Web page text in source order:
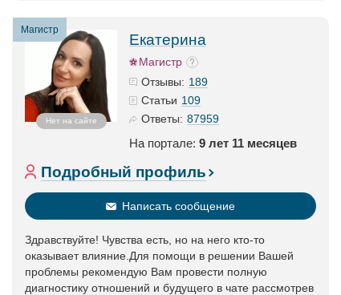
Магистр
Нет на сайте
Екатерина
Магистр
Отзывы: 189
Статьи 109
Ответы: 87959
На портале: 9 лет 11 месяцев
Подробный профиль
Написать сообщение
Здравствуйте! Чувства есть, но на него кто-то
оказывает влияние.Для помощи в решении Вашей
проблемы рекомендую Вам провести полную
диагностику отношений и будущего в чате рассмотрев